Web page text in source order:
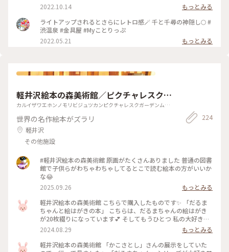
移動できる,ここ渋温泉。外湯めぐりもそれぞれの湯ごとに効
能が異なるとされ,湯比べも楽しい温泉街です。是非とも小布
施の栗めぐりと共に秋を感じてほしいモデルルートです😊✨ #
秋いろとりどり #Myことりっぷ #長野県 #渋温泉#金具屋#温泉
2022.10.14
もっとみる
ライトアップされるとさらにレトロ感🪄 千と千尋の神隠し🌕 #
渋温泉 #金具屋 #Myことりっぷ
2022.05.21
もっとみる
軽井沢絵本の森美術館／ピクチャレスク・
ガーデン（ムーゼの森）
カルイザワエホンノモリビジュツカンピクチャレスクガーデンムー
世界の名作絵本がズラリ
軽井沢
その他施設
224
#軽井沢絵本の森美術館 原画がたくさんありました 普通の図書
館で子供らがわちゃわちゃしてるとこで読む絵本の方がいいか
な😂
2025.09.26
もっとみる
軽井沢絵本の森美術館 こちらで購入したものです✨ 「だるま
ちゃんと絵はがきの本」 こちらは、だるまちゃんの絵はがき
が20枚綴りになっています💕 そしてもうひとつ 私の大好きな
絵本 「ちいさいおうち」 一筆箋があったので、つい買ってし
まいました🩷 家の本棚から引っ張りだし、久しぶりに絵本読
んでみました✨ 台風の影響で、かなり広い範囲で、被害がおき
2024.08.29
もっとみる
軽井沢絵本の森美術館 「かこさとし」さんの展示をしていた